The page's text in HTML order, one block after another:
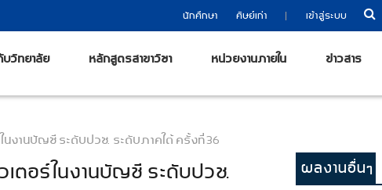
นักศึกษา ศิษย์เก่า | เข้าสู่ระบบ
บวิทยาลัย หลักสูตรสาขาวิชา หน่วยงานภายใน ข่าวสาร
นงานบัญชี ระดับปวช. ระดับภาคใต้ ครั้งที่ 36
เตอร์ในงานบัญชี ระดับปวช.
ผลงานอื่นๆ